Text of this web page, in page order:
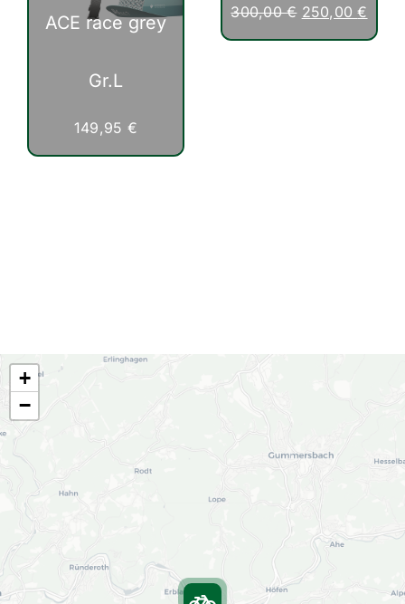
ACE race grey
Gr.L
149,95 €
300,00€ Ursprünglicher
war:
250,00€
Preis
ist:
+
−